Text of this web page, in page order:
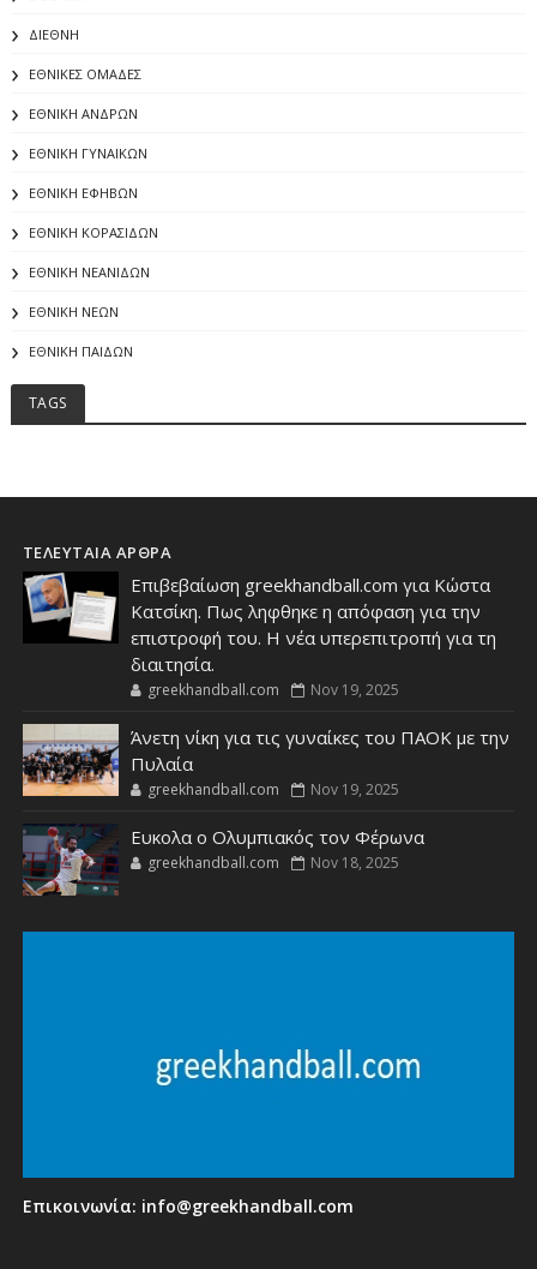
ΔΙΕΘΝΗ
ΕΘΝΙΚΕΣ ΟΜΑΔΕΣ
ΕΘΝΙΚΗ ΑΝΔΡΩΝ
ΕΘΝΙΚΗ ΓΥΝΑΙΚΩΝ
ΕΘΝΙΚΗ ΕΦΗΒΩΝ
ΕΘΝΙΚΗ ΚΟΡΑΣΙΔΩΝ
ΕΘΝΙΚΗ ΝΕΑΝΙΔΩΝ
ΕΘΝΙΚΗ ΝΕΩΝ
ΕΘΝΙΚΗ ΠΑΙΔΩΝ
TAGS
ΤΕΛΕΥΤΑΙΑ ΑΡΘΡΑ
Επιβεβαίωση greekhandball.com για Κώστα
Κατσίκη. Πως ληφθηκε η απόφαση για την
επιστροφή του. Η νέα υπερεπιτροπή για τη
διαιτησία.
greekhandball.com Nov 19, 2025
Άνετη νίκη για τις γυναίκες του ΠΑΟΚ με την
Πυλαία
greekhandball.com Nov 19, 2025
Ευκολα ο Ολυμπιακός τον Φέρωνα
greekhandball.com Nov 18, 2025
Επικοινωνία: info@greekhandball.com